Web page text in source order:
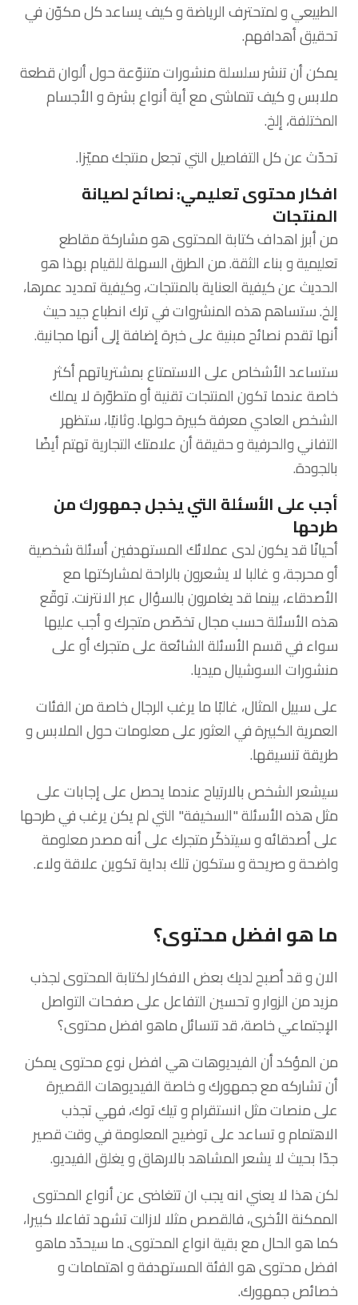
الطبيعي و لمتحترف الرياضة و كيف يساعد كل مكوّن في
تحقيق أهدافهم.
يمكن أن تنشر سلسلة منشورات متنوّعة حول ألوان قطعة
ملابس و كيف تتماشى مع أية أنواع بشرة و الأجسام
المختلفة، إلخ.
تحدّث عن كل التفاصيل التي تجعل منتجك مميّزا.
افكار محتوى تعليمي: نصائح لصيانة
المنتجات
من أبرز اهداف كتابة المحتوى هو مشاركة مقاطع
تعليمية و بناء الثقة. من الطرق السهلة للقيام بهذا هو
الحديث عن كيفية العناية بالمنتجات، وكيفية تمديد عمرها،
إلخ. ستساهم هذه المنشروات في ترك انطباع جيد حيث
أنها تقدم نصائح مبنية على خبرة إضافة إلى أنها مجانية.
ستساعد الأشخاص على الاستمتاع بمشترياتهم أكثر
خاصة عندما تكون المنتجات تقنية أو متطوّرة لا يملك
الشخص العادي معرفة كبيرة حولها. وثانيًا، ستظهر
التفاني والحرفية و حقيقة أن علامتك التجارية تهتم أيضًا
بالجودة.
أجب على الأسئلة التي يخجل جمهورك من
طرحها
أحيانًا قد يكون لدى عملائك المستهدفين أسئلة شخصية
أو محرجة، و غالبا لا يشعرون بالراحة لمشاركتها مع
الأصدقاء، بينما قد يغامرون بالسؤال عبر الانترنت. توقّع
هذه الأسئلة حسب مجال تخصّص متجرك و أجب عليها
سواء في قسم الأسئلة الشائعة على متجرك أو على
منشورات السوشيال ميديا.
على سبيل المثال، غالبًا ما يرغب الرجال خاصة من الفئات
العمرية الكبيرة في العثور على معلومات حول الملابس و
طريقة تنسيقها.
سيشعر الشخص بالارتياح عندما يحصل على إجابات على
مثل هذه الأسئلة "السخيفة" التي لم يكن يرغب في طرحها
على أصدقائه و سيتذكّر متجرك على أنه مصدر معلومة
واضحة و صريحة و ستكون تلك بداية تكوين علاقة ولاء.
ما هو افضل محتوى؟
الان و قد أصبح لديك بعض الافكار لكتابة المحتوى لجذب
مزيد من الزوار و تحسين التفاعل على صفحات التواصل
الإجتماعي خاصة، قد تتسائل ماهو افضل محتوى؟
من المؤكد أن الفيديوهات هي افضل نوع محتوى يمكن
أن تشاركه مع جمهورك و خاصة الفيديوهات القصيرة
على منصات مثل انستقرام و تيك توك، فهي تجذب
الاهتمام و تساعد على توضيح المعلومة في وقت قصير
جدّا بحيث لا يشعر المشاهد بالارهاق و يغلق الفيديو.
لكن هذا لا يعني انه يجب ان تتغاضى عن أنواع المحتوى
الممكنة الأخرى، فالقصص مثلا لازالت تشهد تفاعلا كبيرا،
كما هو الحال مع بقية انواع المحتوى. ما سيحدّد ماهو
افضل محتوى هو الفئة المستهدفة و اهتمامات و
خصائص جمهورك.